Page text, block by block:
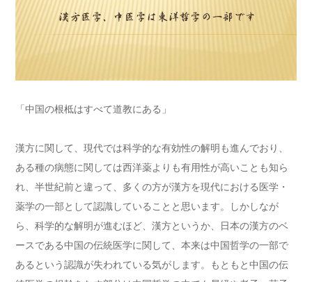
「中国の根柢はすべて道教にある」
漢方に関して、現代では科学的な有効性の解明も進んでおり、
ある種の病態に関しては西洋薬よりも有用性が高いことも知ら
れ、半世紀前と違って、多くの方が漢方を現代における医学・
薬学の一部として認識していることと思います。しかしなが
ら、科学的な解明が進むほど、漢方というか、日本の漢方のベ
ースである中国の伝統医学に関して、本来は中国哲学の一部で
あるという認識が失われている気がします。もともと中国の伝